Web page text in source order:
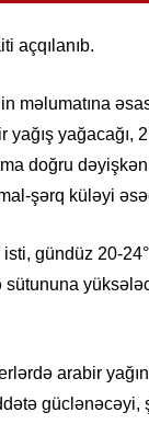
açqılanıb.
məlumatına
yağış yağacağı,
doğru
şərq küləyi
isti, gündüz 20-
arabir
güclənəcəyi,